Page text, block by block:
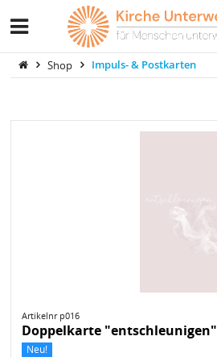
Shop Impuls- & Postkarten
Artikelnr p016
Doppelkarte "entschleunigen"
Neu!